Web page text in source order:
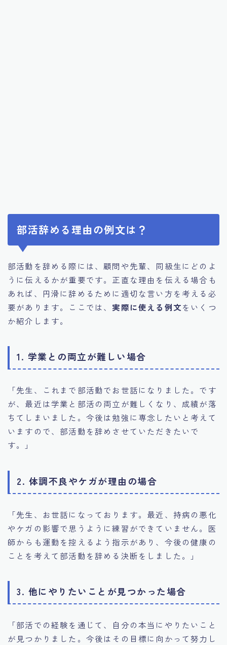
部活辞める理由の例文は？
部活動を辞める際には、顧問や先輩、同級生にどのよ
うに伝えるかが重要です。正直な理由を伝える場合も
あれば、円滑に辞めるために適切な言い方を考える必
要があります。ここでは、 実際に使える例文をいくつ
か紹介します。
1. 学業との両立が難しい場合
「先生、これまで部活動でお世話になりました。です
が、最近は学業と部活の両立が難しくなり、成績が落
ちてしまいました。今後は勉強に専念したいと考えて
いますので、部活動を辞めさせていただきたいで
す。」
2. 体調不良やケガが理由の場合
「先生、お世話になっております。最近、持病の悪化
やケガの影響で思うように練習ができていません。医
師からも運動を控えるよう指示があり、今後の健康の
ことを考えて部活動を辞める決断をしました。」
3. 他にやりたいことが見つかった場合
「部活での経験を通じて、自分の本当にやりたいこと
が見つかりました。今後はその目標に向かって努力し